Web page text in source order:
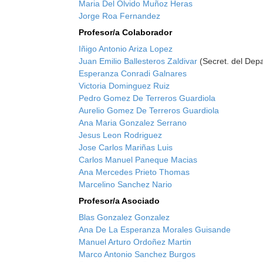
Maria Del Olvido Muñoz Heras
Jorge Roa Fernandez
Profesor/a Colaborador
Iñigo Antonio Ariza Lopez
Juan Emilio Ballesteros Zaldivar (Secret. del
Esperanza Conradi Galnares
Victoria Dominguez Ruiz
Pedro Gomez De Terreros Guardiola
Aurelio Gomez De Terreros Guardiola
Ana Maria Gonzalez Serrano
Jesus Leon Rodriguez
Jose Carlos Mariñas Luis
Carlos Manuel Paneque Macias
Ana Mercedes Prieto Thomas
Marcelino Sanchez Nario
Profesor/a Asociado
Blas Gonzalez Gonzalez
Ana De La Esperanza Morales Guisande
Manuel Arturo Ordoñez Martin
Marco Antonio Sanchez Burgos